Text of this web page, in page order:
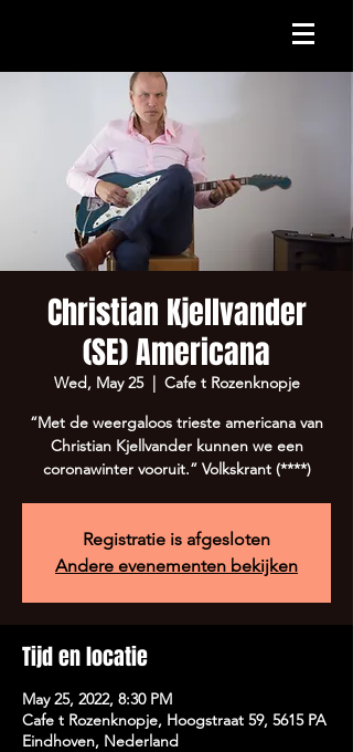
Christian Kjellvander
(SE) Americana
Wed, May 25
  |
Cafe t Rozenknopje
“Met de weergaloos trieste americana van
Christian Kjellvander kunnen we een
coronawinter vooruit.” Volkskrant (****)
Registratie is afgesloten
Andere evenementen bekijken
Tijd en locatie
May 25, 2022, 8:30 PM
Cafe t Rozenknopje, Hoogstraat 59, 5615 PA
Eindhoven, Nederland